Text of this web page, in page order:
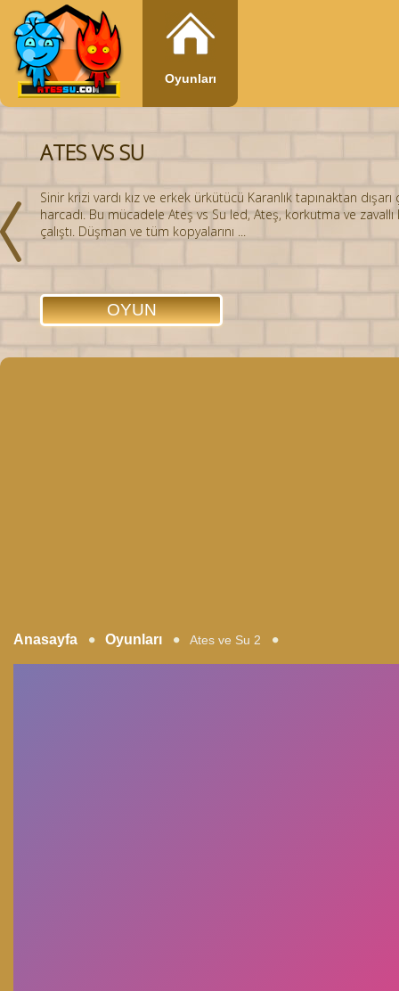
Oyunları
ATES VS SU
Sinir krizi vardı kız ve erkek ürkütücü Karanlık tapınaktan
harcadı. Bu mücadele Ateş vs Su led, Ateş, korkutma ve
çalıştı. Düşman ve tüm kopyalarını ...
OYUN
Anasayfa Oyunları Ates ve Su 2